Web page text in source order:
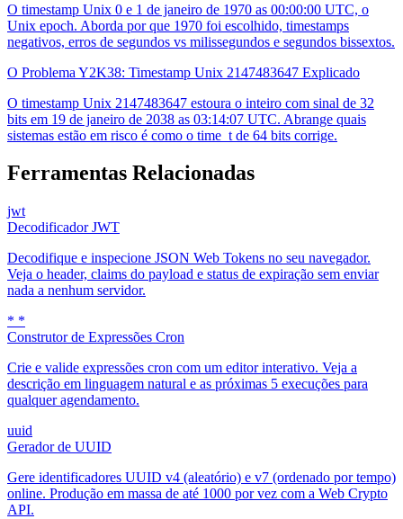
O timestamp Unix 0 e 1 de janeiro de 1970 as 00:00:00 UTC, o
Unix epoch. Aborda por que 1970 foi escolhido, timestamps
negativos, erros de segundos vs milissegundos e segundos bissextos.
O Problema Y2K38: Timestamp Unix 2147483647 Explicado
O timestamp Unix 2147483647 estoura o inteiro com sinal de 32
bits em 19 de janeiro de 2038 as 03:14:07 UTC. Abrange quais
sistemas estão em risco é como o time_t de 64 bits corrige.
Ferramentas Relacionadas
jwt
Decodificador JWT
Decodifique e inspecione JSON Web Tokens no seu navegador.
Veja o header, claims do payload e status de expiração sem enviar
nada a nenhum servidor.
* *
Construtor de Expressões Cron
Crie e valide expressões cron com um editor interativo. Veja a
descrição em linguagem natural e as próximas 5 execuções para
qualquer agendamento.
uuid
Gerador de UUID
Gere identificadores UUID v4 (aleatório) e v7 (ordenado por tempo)
online. Produção em massa de até 1000 por vez com a Web Crypto
API.